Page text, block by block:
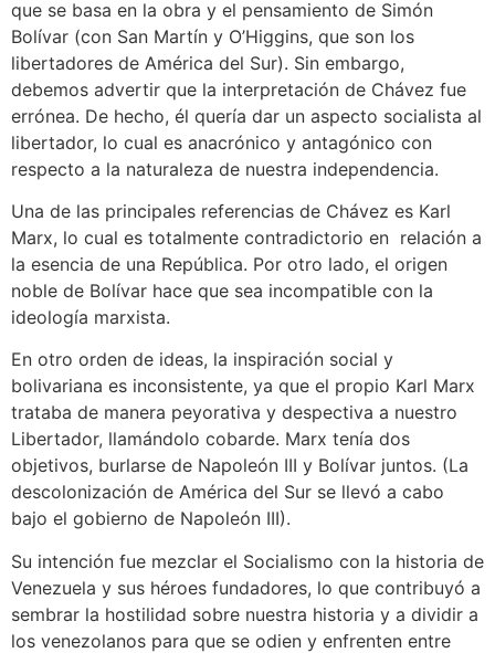
que se basa en la obra y el pensamiento de Simón
Bolívar (con San Martín y O’Higgins, que son los
libertadores de América del Sur). Sin embargo,
debemos advertir que la interpretación de Chávez fue
errónea. De hecho, él quería dar un aspecto socialista al
libertador, lo cual es anacrónico y antagónico con
respecto a la naturaleza de nuestra independencia.
Una de las principales referencias de Chávez es Karl
Marx, lo cual es totalmente contradictorio en relación a
la esencia de una República. Por otro lado, el origen
noble de Bolívar hace que sea incompatible con la
ideología marxista.
En otro orden de ideas, la inspiración social y
bolivariana es inconsistente, ya que el propio Karl Marx
trataba de manera peyorativa y despectiva a nuestro
Libertador, llamándolo cobarde. Marx tenía dos
objetivos, burlarse de Napoleón III y Bolívar juntos. (La
descolonización de América del Sur se llevó a cabo
bajo el gobierno de Napoleón III).
Su intención fue mezclar el Socialismo con la historia de
Venezuela y sus héroes fundadores, lo que contribuyó a
sembrar la hostilidad sobre nuestra historia y a dividir a
los venezolanos para que se odien y enfrenten entre